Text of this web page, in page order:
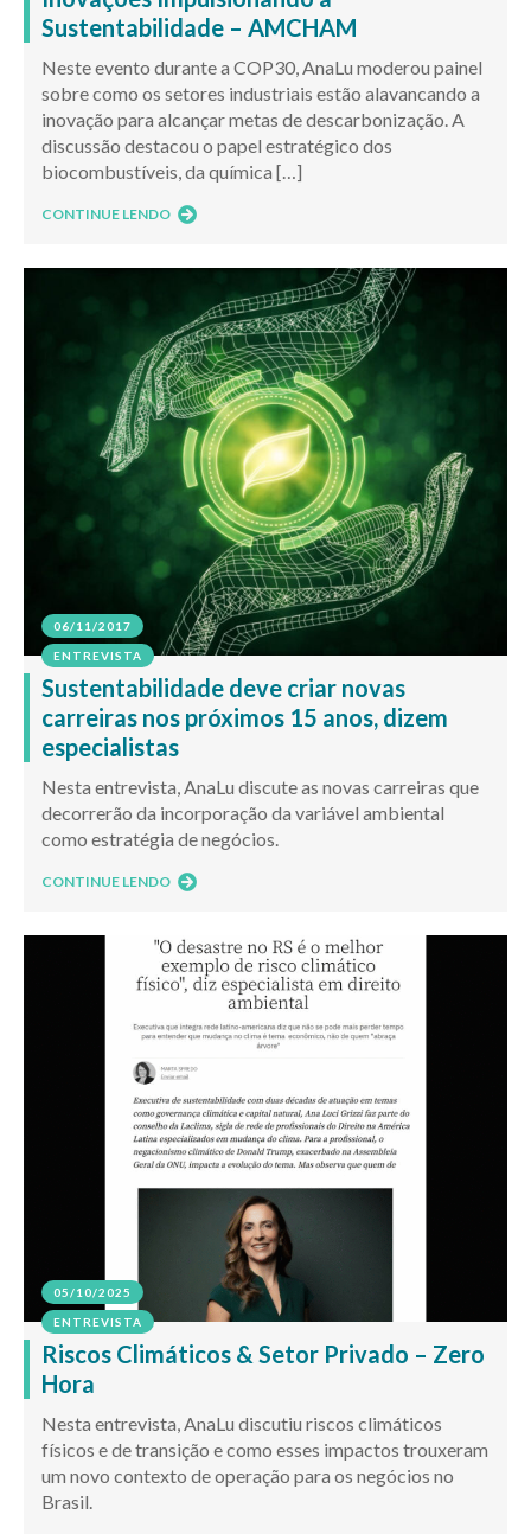
Sustentabilidade – AMCHAM
Neste evento durante a COP30, AnaLu moderou painel
sobre como os setores industriais estão alavancando a
inovação para alcançar metas de descarbonização. A
discussão destacou o papel estratégico dos
biocombustíveis, da química […]
CONTINUE LENDO
06/11/2017
ENTREVISTA
Sustentabilidade deve criar novas
carreiras nos próximos 15 anos, dizem
especialistas
Nesta entrevista, AnaLu discute as novas carreiras que
decorrerão da incorporação da variável ambiental
como estratégia de negócios.
CONTINUE LENDO
05/10/2025
ENTREVISTA
Riscos Climáticos & Setor Privado – Zero
Hora
Nesta entrevista, AnaLu discutiu riscos climáticos
físicos e de transição e como esses impactos trouxeram
um novo contexto de operação para os negócios no
Brasil.